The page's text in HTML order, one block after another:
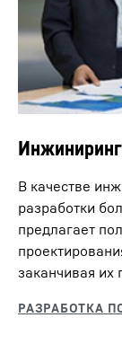
Инжиниринг
В качестве
разработки
предлагает
заканчивая их